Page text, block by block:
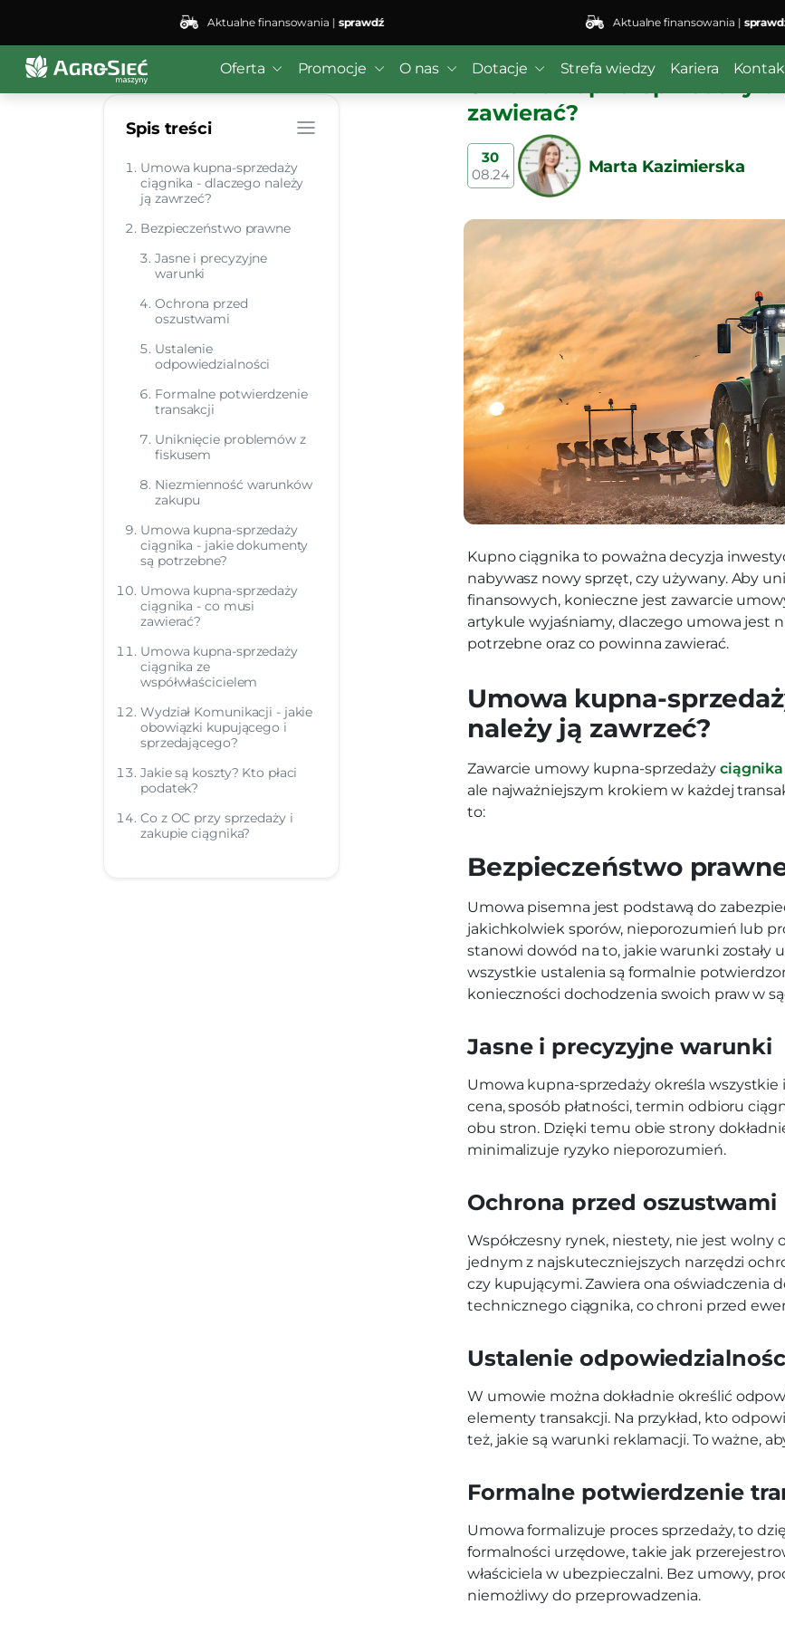
Aktualne finansowania |sprawdź Aktualne finansowania |sprawdź
Oferta Promocje O nas Dotacje Strefa wiedzy Kariera
Spis treści
Umowa kupna-sprzedaży
ciągnika - dlaczego należy
ją zawrzeć?
Bezpieczeństwo prawne
Jasne i precyzyjne
warunki
Ochrona przed
oszustwami
Ustalenie
odpowiedzialności
Formalne potwierdzenie
transakcji
Uniknięcie problemów z
fiskusem
Niezmienność warunków
zakupu
Umowa kupna-sprzedaży
ciągnika - jakie dokumenty
są potrzebne?
Umowa kupna-sprzedaży
ciągnika - co musi
zawierać?
Umowa kupna-sprzedaży
ciągnika ze
współwłaścicielem
Wydział Komunikacji - jakie
obowiązki kupującego i
sprzedającego?
Jakie są koszty? Kto płaci
podatek?
Co z OC przy sprzedaży i
zakupie ciągnika?
Umowa kupna-sprzedaży
zawierać?
30
08.24
Marta Kazimierska
Kupno ciągnika to poważna decyzja
nabywasz nowy sprzęt, czy używany. Aby
finansowych, konieczne jest zawarcie
artykule wyjaśniamy, dlaczego umowa jest
potrzebne oraz co powinna zawierać.
Umowa kupna-
należy ją zawrzeć?
Zawarcie umowy kupna-sprzedaży
ale najważniejszym krokiem w każdej
to:
Bezpieczeństwo
Umowa pisemna jest podstawą do
jakichkolwiek sporów, nieporozumień lub
stanowi dowód na to, jakie warunki zostały
wszystkie ustalenia są formalnie
konieczności dochodzenia swoich praw w
Jasne i precyzyjne warunki
Umowa kupna-sprzedaży określa
cena, sposób płatności, termin odbioru
obu stron. Dzięki temu obie strony
minimalizuje ryzyko nieporozumień.
Ochrona przed oszustwami
Współczesny rynek, niestety, nie jest wolny
jednym z najskuteczniejszych narzędzi
czy kupującymi. Zawiera ona oświadczenia
technicznego ciągnika, co chroni przed
Ustalenie
W umowie można dokładnie określić
elementy transakcji. Na przykład, kto
też, jakie są warunki reklamacji. To ważne,
Formalne potwierdzenie
Umowa formalizuje proces sprzedaży, to
formalności urzędowe, takie jak
właściciela w ubezpieczalni. Bez umowy,
niemożliwy do przeprowadzenia.